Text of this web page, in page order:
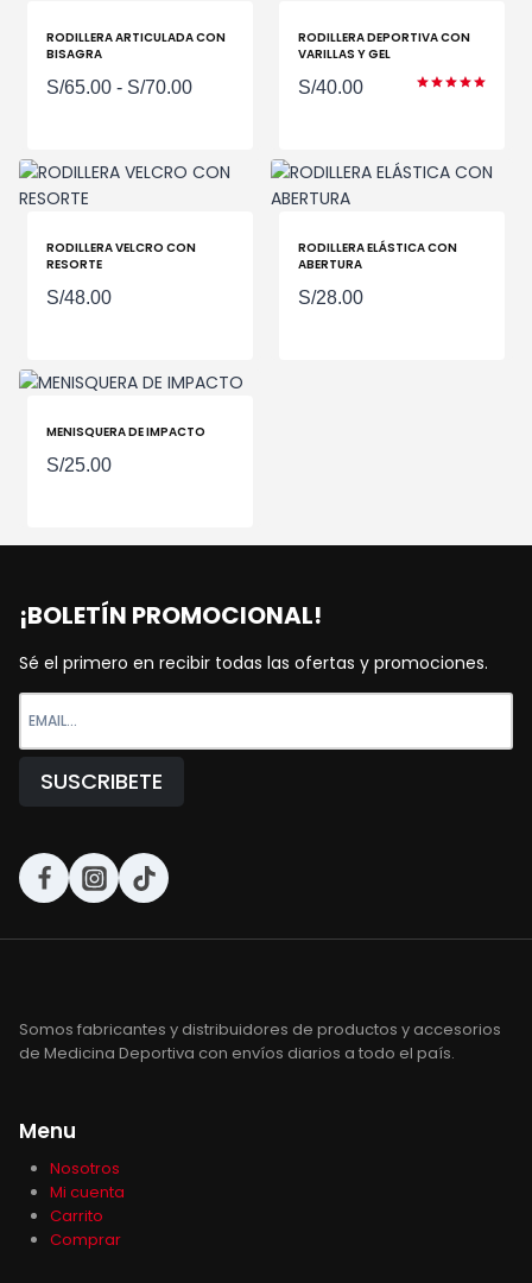
RODILLERA ARTICULADA CON
BISAGRA
S/65.00 - S/70.00Rango
desde
RODILLERA DEPORTIVA CON
VARILLAS Y GEL
S/40.00
RODILLERA VELCRO CON
RESORTE
S/48.00
RODILLERA ELÁSTICA CON
ABERTURA
S/28.00
MENISQUERA DE IMPACTO
S/25.00
¡BOLETÍN PROMOCIONAL!
Sé el primero en recibir todas las ofertas y promociones.
Somos fabricantes y distribuidores de productos y accesorios
de Medicina Deportiva con envíos diarios a todo el país.
Menu
Nosotros
Mi cuenta
Carrito
Comprar